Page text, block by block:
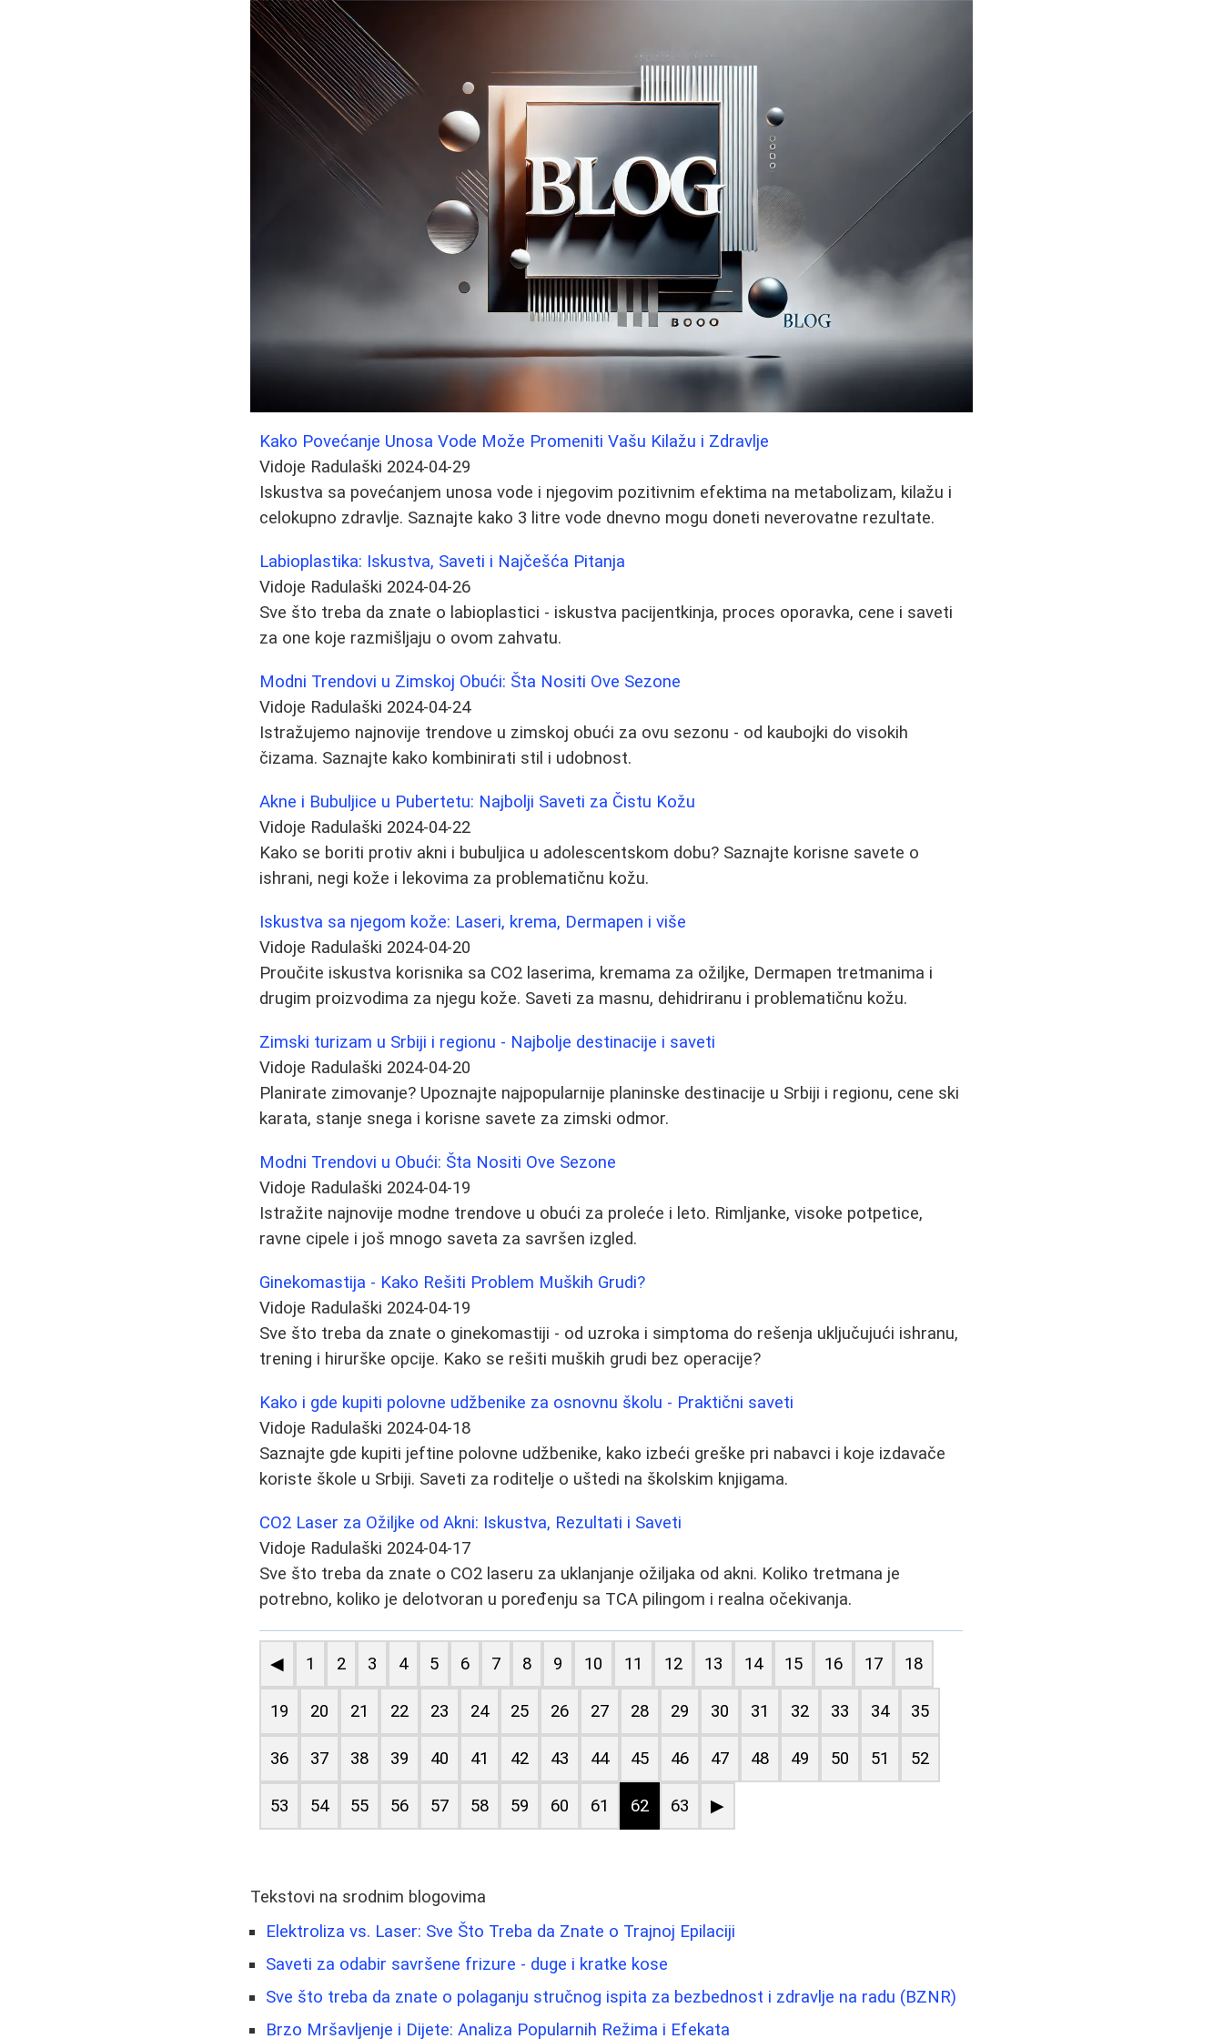
Kako Povećanje Unosa Vode Može Promeniti Vašu Kilažu i Zdravlje
Vidoje Radulaški 2024-04-29
Iskustva sa povećanjem unosa vode i njegovim pozitivnim efektima na metabolizam, kilažu i
celokupno zdravlje. Saznajte kako 3 litre vode dnevno mogu doneti neverovatne rezultate.
Labioplastika: Iskustva, Saveti i Najčešća Pitanja
Vidoje Radulaški 2024-04-26
Sve što treba da znate o labioplastici - iskustva pacijentkinja, proces oporavka, cene i saveti
za one koje razmišljaju o ovom zahvatu.
Modni Trendovi u Zimskoj Obući: Šta Nositi Ove Sezone
Vidoje Radulaški 2024-04-24
Istražujemo najnovije trendove u zimskoj obući za ovu sezonu - od kaubojki do visokih
čizama. Saznajte kako kombinirati stil i udobnost.
Akne i Bubuljice u Pubertetu: Najbolji Saveti za Čistu Kožu
Vidoje Radulaški 2024-04-22
Kako se boriti protiv akni i bubuljica u adolescentskom dobu? Saznajte korisne savete o
ishrani, negi kože i lekovima za problematičnu kožu.
Iskustva sa njegom kože: Laseri, krema, Dermapen i više
Vidoje Radulaški 2024-04-20
Proučite iskustva korisnika sa CO2 laserima, kremama za ožiljke, Dermapen tretmanima i
drugim proizvodima za njegu kože. Saveti za masnu, dehidriranu i problematičnu kožu.
Zimski turizam u Srbiji i regionu - Najbolje destinacije i saveti
Vidoje Radulaški 2024-04-20
Planirate zimovanje? Upoznajte najpopularnije planinske destinacije u Srbiji i regionu, cene ski
karata, stanje snega i korisne savete za zimski odmor.
Modni Trendovi u Obući: Šta Nositi Ove Sezone
Vidoje Radulaški 2024-04-19
Istražite najnovije modne trendove u obući za proleće i leto. Rimljanke, visoke potpetice,
ravne cipele i još mnogo saveta za savršen izgled.
Ginekomastija - Kako Rešiti Problem Muških Grudi?
Vidoje Radulaški 2024-04-19
Sve što treba da znate o ginekomastiji - od uzroka i simptoma do rešenja uključujući ishranu,
trening i hirurške opcije. Kako se rešiti muških grudi bez operacije?
Kako i gde kupiti polovne udžbenike za osnovnu školu - Praktični saveti
Vidoje Radulaški 2024-04-18
Saznajte gde kupiti jeftine polovne udžbenike, kako izbeći greške pri nabavci i koje izdavače
koriste škole u Srbiji. Saveti za roditelje o uštedi na školskim knjigama.
CO2 Laser za Ožiljke od Akni: Iskustva, Rezultati i Saveti
Vidoje Radulaški 2024-04-17
Sve što treba da znate o CO2 laseru za uklanjanje ožiljaka od akni. Koliko tretmana je
potrebno, koliko je delotvoran u poređenju sa TCA pilingom i realna očekivanja.
◀ 1 2 3 4 5 6 7 8 9 10 11 12 13 14 15 16 17 18
19 20 21 22 23 24 25 26 27 28 29 30 31 32 33 34 35
36 37 38 39 40 41 42 43 44 45 46 47 48 49 50 51 52
53 54 55 56 57 58 59 60 61 62 63 ▶
Tekstovi na srodnim blogovima
Elektroliza vs. Laser: Sve Što Treba da Znate o Trajnoj Epilaciji
Saveti za odabir savršene frizure - duge i kratke kose
Sve što treba da znate o polaganju stručnog ispita za bezbednost i zdravlje na radu (BZNR)
Brzo Mršavljenje i Dijete: Analiza Popularnih Režima i Efekata